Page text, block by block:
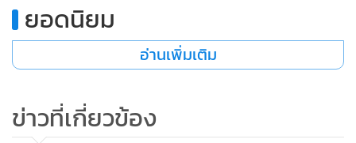
ไม่ค่อยมาตอบกระทู้ในสภา แต่ดูเหมือนว่าเรื่องนี้ไม่ได้อยู่กระแส
เท่าใดนัก อีกทั้งสถานะของฝ่ายค้านโดยเฉพาะพรรค
ประชาธิปัตย์เอง ก็ไม่ได้มีความเป็นฝ่ายค้านมืออาชีพเหมือนใน
กันเป็นส่วนใหญ่
ยอดนิยม
อ่านเพิ่มเติม
ข่าวที่เกี่ยวข้อง